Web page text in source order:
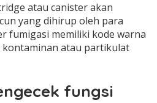
atau canister akan
yang dihirup oleh para
fumigasi memiliki kode warna
atau partikulat
fungsi